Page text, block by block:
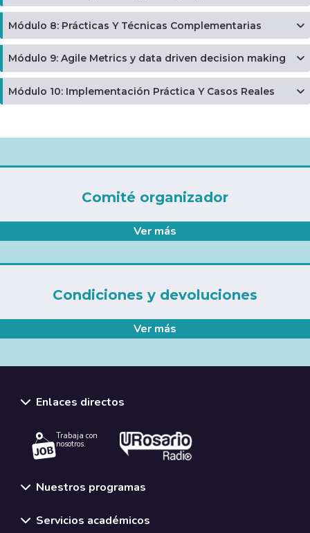
Módulo 8: Prácticas Y Técnicas Complementarias
Módulo 9: Agile Metrics y data driven decision making
Módulo 10: Implementación Práctica Y Casos Reales
Comité organizador
Ver más
Condiciones y devoluciones
Ver más
Enlaces directos
Trabaja con
nosotros.
Nuestros programas
Servicios académicos